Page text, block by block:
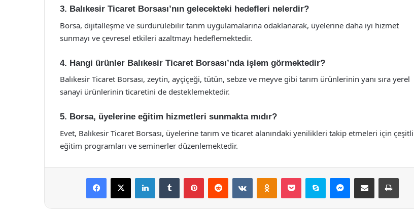
3. Balıkesir Ticaret Borsası’nın gelecekteki hedefleri nelerdir?
Borsa, dijitalleşme ve sürdürülebilir tarım uygulamalarına odaklanarak, üyelerine daha iyi hizmet
sunmayı ve çevresel etkileri azaltmayı hedeflemektedir.
4. Hangi ürünler Balıkesir Ticaret Borsası’nda işlem görmektedir?
Balıkesir Ticaret Borsası, zeytin, ayçiçeği, tütün, sebze ve meyve gibi tarım ürünlerinin yanı sıra yerel
sanayi ürünlerinin ticaretini de desteklemektedir.
5. Borsa, üyelerine eğitim hizmetleri sunmakta mıdır?
Evet, Balıkesir Ticaret Borsası, üyelerine tarım ve ticaret alanındaki yenilikleri takip etmeleri için çeşitli
eğitim programları ve seminerler düzenlemektedir.
Facebook
X LinkedInTumblr PinterestReddit VKontakteOdnoklassniki
Pocket Skype Messenger
E-Posta ile paylaş Yazdır